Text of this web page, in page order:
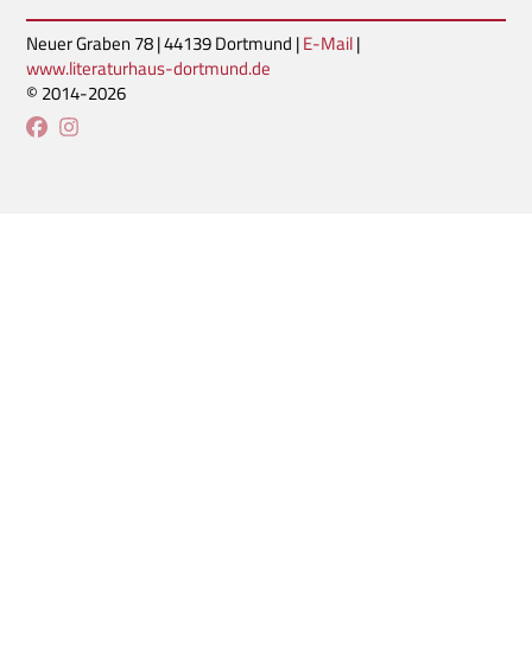
Neuer Graben 78 | 44139 Dortmund |E-Mail|
www.literaturhaus-dortmund.de
© 2014-2026